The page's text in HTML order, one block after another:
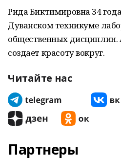
Рида Биктимировна 34
Дуванском техникуме
общественных дисциплин.
создает красоту вокруг.
Читайте нас
Партнеры